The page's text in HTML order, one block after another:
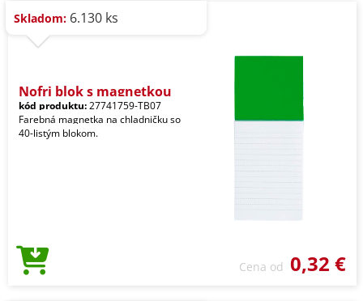
Skladom: 6.130 ks
Nofri blok s magnetkou
kód produktu:27741759-TB07
Farebná magnetka na chladničku so
40-listým blokom.
Cena od 0,32 €